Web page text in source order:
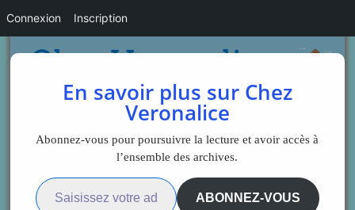
En savoir plus sur Chez
Veronalice
Abonnez-vous pour poursuivre la lecture et avoir accès à
l’ensemble des archives.
Saisissez votre adresse e-mail…
ABONNEZ-VOUS
Connexion Inscription